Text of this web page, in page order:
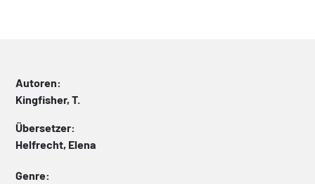
Autoren:
Kingfisher, T.
Übersetzer:
Helfrecht, Elena
Genre: